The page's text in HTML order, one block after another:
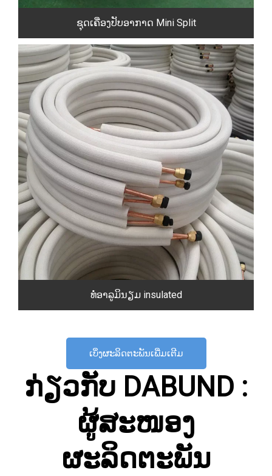
ຊຸດເຄື່ອງປັບອາກາດ Mini Split
ທໍ່ອາລູມິນຽມ insulated
ເບິ່ງຜະລິດຕະພັນເພີ່ມເຕີມ
ກ່ຽວກັບ DABUND :
ຜູ້ສະໜອງ
ຜະລິດຕະພັນ